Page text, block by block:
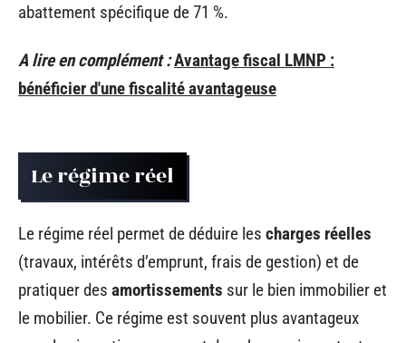
abattement spécifique de 71 %.
A lire en complément :Avantage fiscal LMNP :
bénéficier d'une fiscalité avantageuse
Le régime réel
Le régime réel permet de déduire les charges réelles
(travaux, intérêts d’emprunt, frais de gestion) et de
pratiquer des amortissements sur le bien immobilier et
le mobilier. Ce régime est souvent plus avantageux